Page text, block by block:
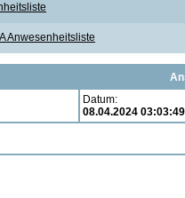
Anwesenheitsliste
Datum:
08.04.2024 03:03:49